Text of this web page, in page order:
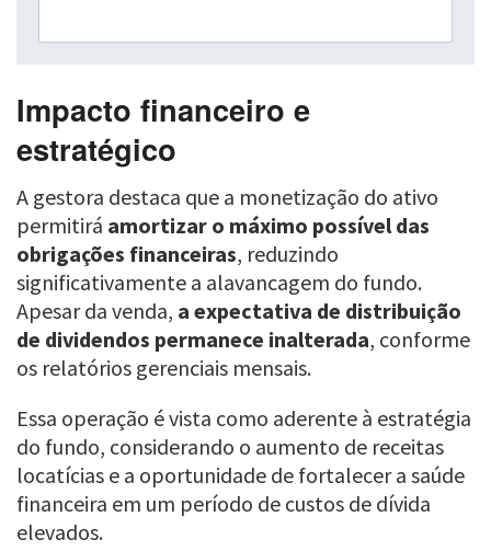
Impacto financeiro e
estratégico
A gestora destaca que a monetização do ativo
permitirá amortizar o máximo possível das
obrigações financeiras, reduzindo
significativamente a alavancagem do fundo.
Apesar da venda, a expectativa de distribuição
de dividendos permanece inalterada, conforme
os relatórios gerenciais mensais.
Essa operação é vista como aderente à estratégia
do fundo, considerando o aumento de receitas
locatícias e a oportunidade de fortalecer a saúde
financeira em um período de custos de dívida
elevados.